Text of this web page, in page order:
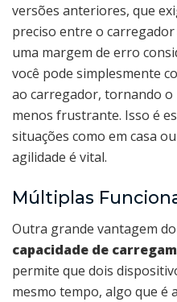
versões anteriores, que
preciso entre o
uma margem de erro
você pode simplesmente
ao carregador, tornando o
menos frustrante. Isso é
situações como em casa
agilidade é vital.
Múltiplas
Outra grande vantagem
capacidade de
permite que dois
mesmo tempo, algo que é